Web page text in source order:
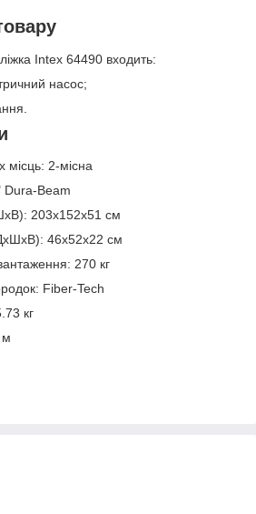
Intex 64490 входить:
насос;
місць: 2-місна
Dura-Beam
203х152х51 см
46х52х22 см
270 кг
Fiber-Tech
кг
м